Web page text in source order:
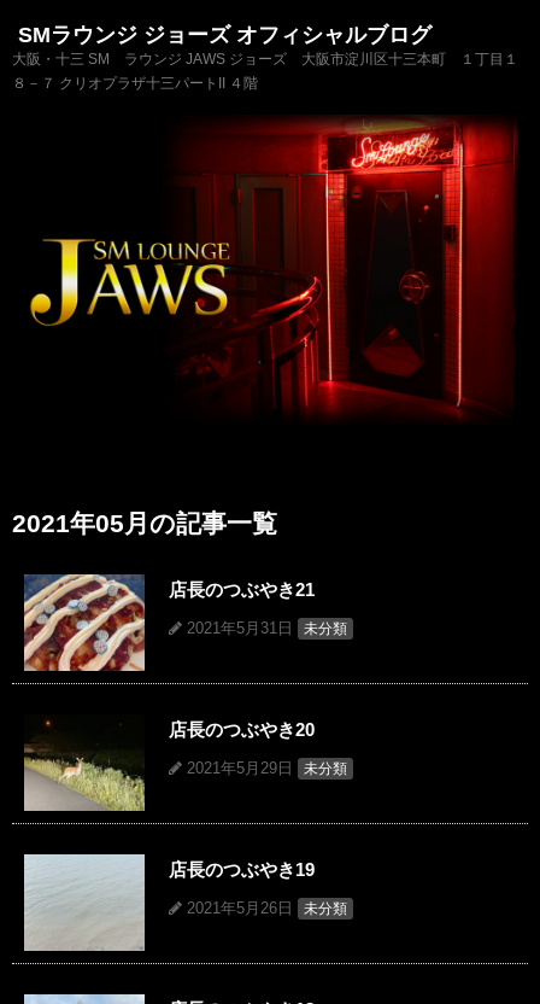
SMラウンジ ジョーズ オフィシャルブログ
大阪・十三 SM ラウンジ JAWS ジョーズ 大阪市淀川区十三本町 １丁目１
８－７ クリオプラザ十三パートII ４階
2021年05月の記事一覧
店長のつぶやき21
2021年5月31日 未分類
店長のつぶやき20
2021年5月29日 未分類
店長のつぶやき19
2021年5月26日 未分類